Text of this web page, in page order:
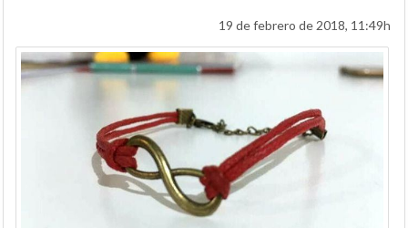
19 de febrero de 2018, 11:49h